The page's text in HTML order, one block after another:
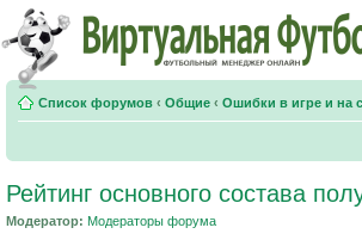
Список форумов ‹ Общие ‹ Ошибки в игре и на
Рейтинг основного состава
Модератор: Модераторы форума